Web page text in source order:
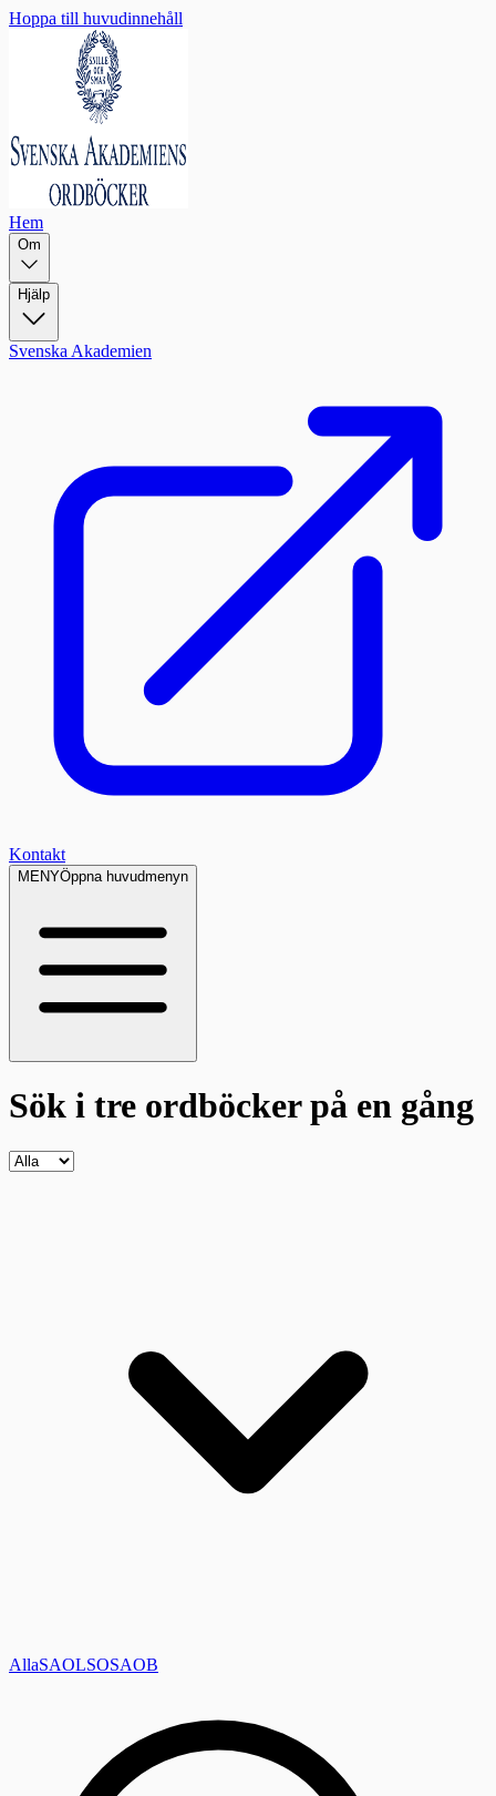
Hoppa till huvudinnehåll
Hem
Om
Hjälp
Svenska Akademien
Kontakt
MENYÖppna huvudmenyn
Sök i tre ordböckerpå en gång
AllaSAOLSOSAOB